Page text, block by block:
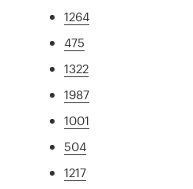
1264
475
1322
1987
1001
504
1217